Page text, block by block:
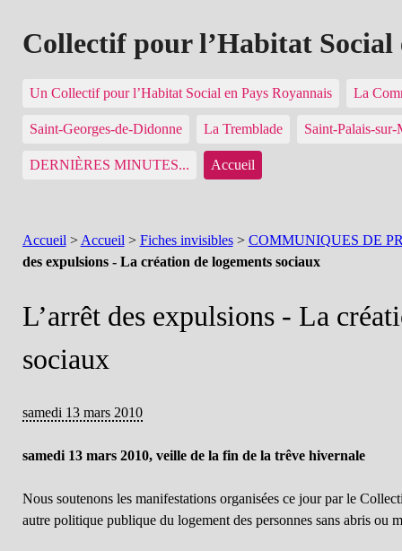
Collectif pour l’Habitat Social
Un Collectif pour l’Habitat Social en Pays Royannais La
Saint-Georges-de-Didonne La Tremblade Saint-Palais-sur-
DERNIÈRES MINUTES... Accueil
Accueil > Accueil > Fiches invisibles> COMMUNIQUES DE
des expulsions - La création de logements sociaux
L’arrêt des expulsions - La
sociaux
samedi 13 mars 2010
samedi 13 mars 2010, veille de la fin de la trêve hivernale
Nous soutenons les manifestations organisées ce jour par le
autre politique publique du logement des personnes sans abris ou